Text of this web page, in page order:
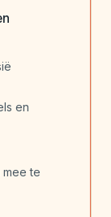
en
te